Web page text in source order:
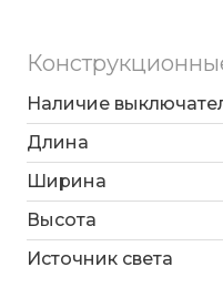
Наличие
Длина
Ширина
Высота
Источник света